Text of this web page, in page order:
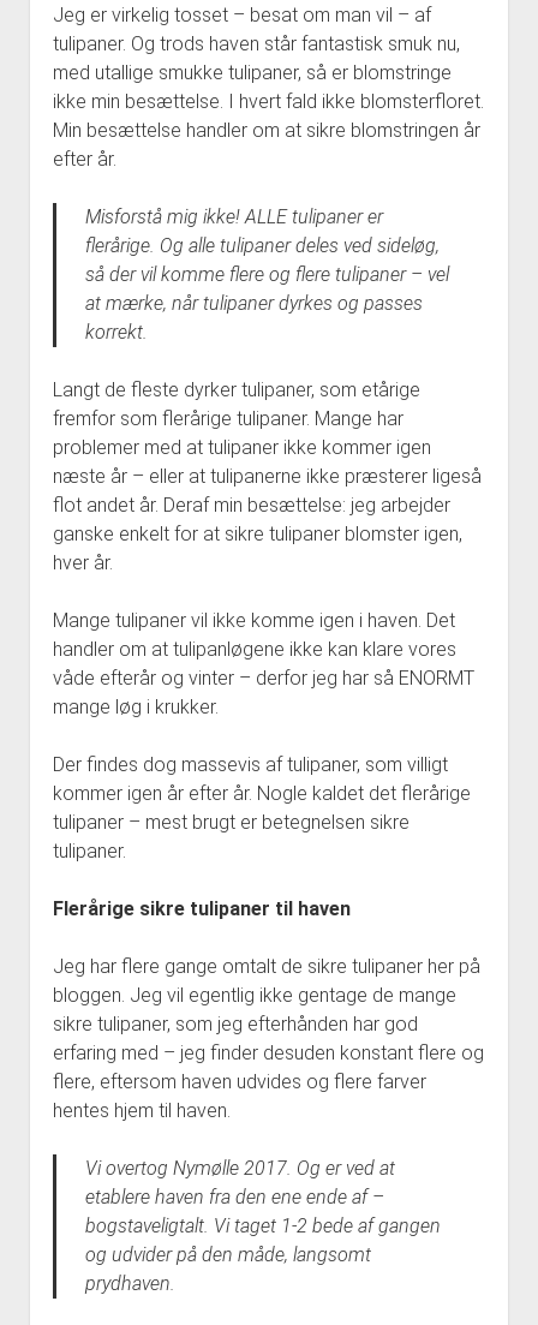
Jeg er virkelig tosset – besat om man vil – af
tulipaner. Og trods haven står fantastisk smuk nu,
med utallige smukke tulipaner, så er blomstringe
ikke min besættelse. I hvert fald ikke blomsterfloret.
Min besættelse handler om at sikre blomstringen år
efter år.
Misforstå mig ikke! ALLE tulipaner er
flerårige. Og alle tulipaner deles ved sideløg,
så der vil komme flere og flere tulipaner – vel
at mærke, når tulipaner dyrkes og passes
korrekt.
Langt de fleste dyrker tulipaner, som etårige
fremfor som flerårige tulipaner. Mange har
problemer med at tulipaner ikke kommer igen
næste år – eller at tulipanerne ikke præsterer ligeså
flot andet år. Deraf min besættelse: jeg arbejder
ganske enkelt for at sikre tulipaner blomster igen,
hver år.
Mange tulipaner vil ikke komme igen i haven. Det
handler om at tulipanløgene ikke kan klare vores
våde efterår og vinter – derfor jeg har så ENORMT
mange løg i krukker.
Der findes dog massevis af tulipaner, som villigt
kommer igen år efter år. Nogle kaldet det flerårige
tulipaner – mest brugt er betegnelsen sikre
tulipaner.
Flerårige sikre tulipaner til haven
Jeg har flere gange omtalt de sikre tulipaner her på
bloggen. Jeg vil egentlig ikke gentage de mange
sikre tulipaner, som jeg efterhånden har god
erfaring med – jeg finder desuden konstant flere og
flere, eftersom haven udvides og flere farver
hentes hjem til haven.
Vi overtog Nymølle 2017. Og er ved at
etablere haven fra den ene ende af –
bogstaveligtalt. Vi taget 1-2 bede af gangen
og udvider på den måde, langsomt
prydhaven.